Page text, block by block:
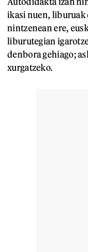
ikasi nuen,
nintzenean ere,
liburutegian
denbora gehiago;
xurgatzeko.